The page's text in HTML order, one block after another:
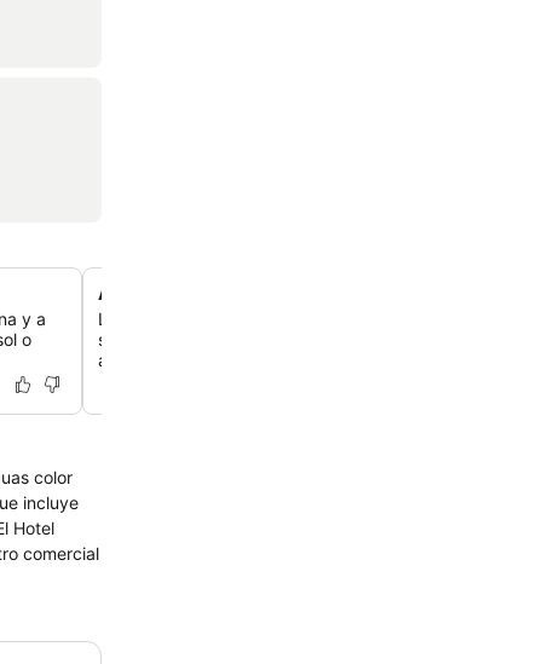
y a
o
Actividades del club infantil en el lugar
Los niños de 4 a 11 años pueden disfrutar de
supervisadas, juegos y manualidades en el club infantil
abierto todos los días.
color
comercial